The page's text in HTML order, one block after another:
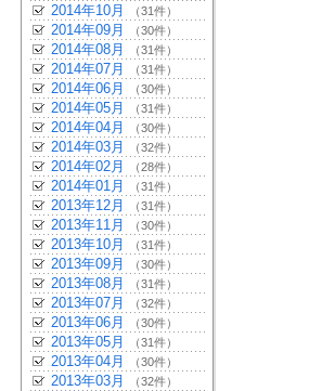
2014年10月 （31件）
2014年09月 （30件）
2014年08月 （31件）
2014年07月 （31件）
2014年06月 （30件）
2014年05月 （31件）
2014年04月 （30件）
2014年03月 （32件）
2014年02月 （28件）
2014年01月 （31件）
2013年12月 （31件）
2013年11月 （30件）
2013年10月 （31件）
2013年09月 （30件）
2013年08月 （31件）
2013年07月 （32件）
2013年06月 （30件）
2013年05月 （31件）
2013年04月 （30件）
2013年03月 （32件）